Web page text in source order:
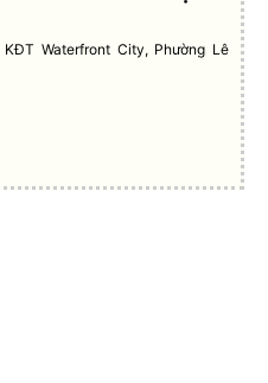
Waterfront City, Phường Lê